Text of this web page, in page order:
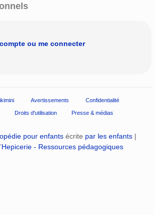
ou me connecter
Avertissements Confidentialité
Droits d'utilisation Presse & médias
pour enfants écrite par les enfants |
Hepicerie - Ressources pédagogiques